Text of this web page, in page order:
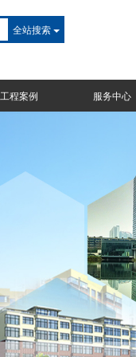
全站搜索
工程案例 服务中心